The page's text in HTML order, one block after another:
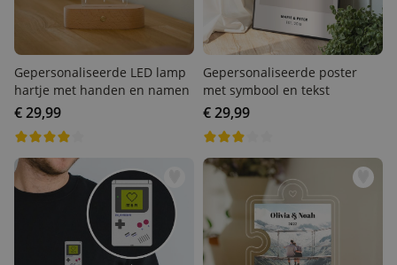
Gepersonaliseerde LED
lamp hartje met handen en
namen
€ 29,99
Gepersonaliseerde poster
met symbool en tekst
€ 29,99